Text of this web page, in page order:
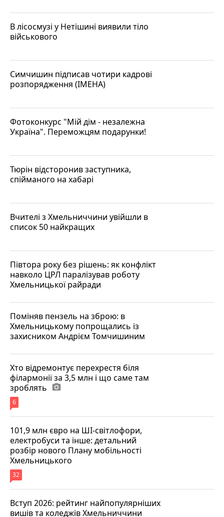
В лісосмузі у Нетішині виявили тіло
військового
Симчишин підписав чотири кадрові
розпорядження (ІМЕНА)
Фотоконкурс "Мій дім - незалежна
Україна". Переможцям подарунки!
Тюрін відсторонив заступника,
спійманого на хабарі
Вчителі з Хмельниччини увійшли в
список 50 найкращих
Півтора року без рішень: як конфлікт
навколо ЦРЛ паралізував роботу
Хмельницької райради
Поміняв пензель на зброю: в
Хмельницькому попрощались із
захисником Андрієм Томчишиним
Хто відремонтує перехрестя біля
філармонії за 3,5 млн і що саме там
зроблять photo_camera
6
101,9 млн євро на ШІ-світлофори,
електробуси та інше: детальний
розбір нового Плану мобільності
Хмельницького
32
Вступ 2026: рейтинг найпопулярніших
вишів та коледжів Хмельниччини